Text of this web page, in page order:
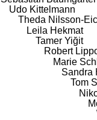
Udo Kittelmann
Theda Nilsson-
Leila Hekmat
Tamer Yiğit
Robert
Marie
Sandra
Tom